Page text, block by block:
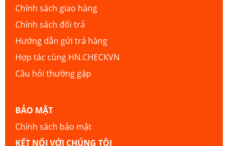
Chính sách giao hàng
Chính sách đổi trả
Hướng dẫn gửi trả hàng
Hợp tác cùng HN.CHECKVN
Câu hỏi thường gặp
BẢO MẬT
Chính sách bảo mật
KẾT NỐI VỚI CHÚNG TÔI